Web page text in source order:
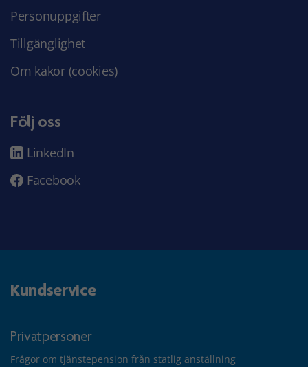
Personuppgifter
Tillgänglighet
Om kakor (cookies)
Följ oss
LinkedIn
Facebook
Kundservice
Privatpersoner
Frågor om tjänstepension från statlig anställning